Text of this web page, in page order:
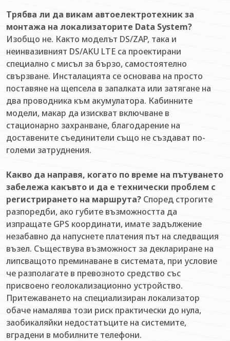
Трябва ли да викам автоелектротехник за
монтажа на локализаторите Data System?
Изобщо не. Както моделът DS/ZAP, така и
неинвазивният DS/AKU LTE са проектирани
специално с мисъл за бързо, самостоятелно
свързване. Инсталацията се основава на просто
поставяне на щепсела в запалката или затягане на
два проводника към акумулатора. Кабинните
модели, макар да изискват включване в
стационарно захранване, благодарение на
доставените съединители също не създават по-
големи затруднения.
Какво да направя, когато по време на пътуването
забележа какъвто и да е технически проблем с
регистрирането на маршрута? Според строгите
разпоредби, ако губите възможността да
изпращате GPS координати, имате задължение
незабавно да напуснете платения път на следващия
възел. Съществува възможност за деклариране на
липсващото преминаване в системата, при условие
че разполагате в превозното средство със
присвоено геолокализационно устройство.
Притежаването на специализиран локализатор
обаче намалява този риск практически до нула,
заобикаляйки недостатъците на системите,
вградени в мобилните телефони.